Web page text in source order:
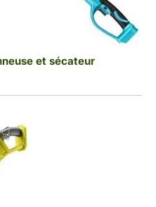
et sécateur